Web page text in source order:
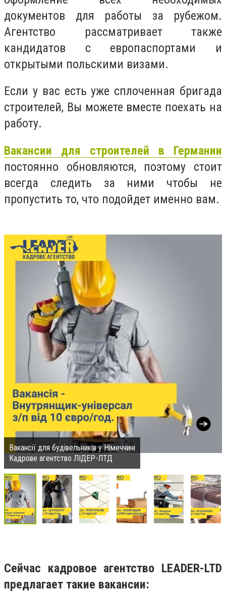
документов для работы за рубежом.
Агентство рассматривает также
кандидатов с европаспортами и
открытыми польскими визами.
Если у вас есть уже сплоченная бригада
строителей, Вы можете вместе поехать на
работу.
Вакансии для строителей в Германии
постоянно обновляются, поэтому стоит
всегда следить за ними чтобы не
пропустить то, что подойдет именно вам.
Вакансії для будівельників у Німеччині
Кадрове агентство ЛІДЕР-ЛТД
Сейчас кадровое агентство LEADER-LTD
предлагает такие вакансии: